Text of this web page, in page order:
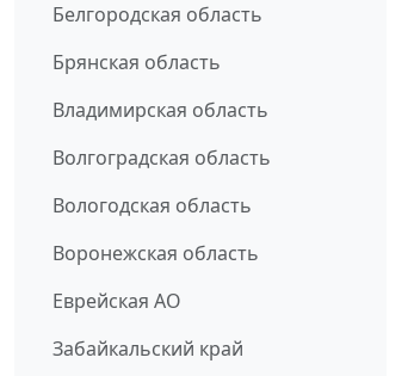
Белгородская область
Брянская область
Владимирская область
Волгоградская область
Вологодская область
Воронежская область
Еврейская АО
Забайкальский край